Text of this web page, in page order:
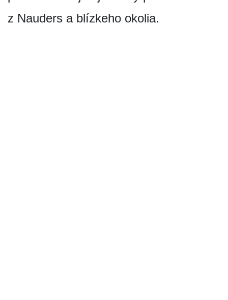
z Nauders a blízkeho okolia.